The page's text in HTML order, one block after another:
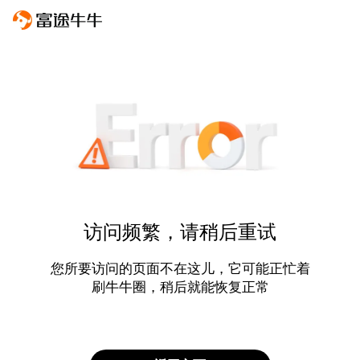
访问频繁，请稍后重试
您所要访问的页面不在这儿，它可能正忙着
刷牛牛圈，稍后就能恢复正常